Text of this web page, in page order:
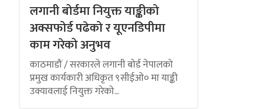
लगानी बोर्डमा नियुक्त याङ्कीको
अक्सफोर्ड पढेको र यूएनडिपीमा
काम गरेको अनुभव
काठमाडौं / सरकारले लगानी बोर्ड नेपालको
प्रमुख कार्यकारी अधिकृत ९सीईओ० मा याङ्की
उक्यावलाई नियुक्त गरेको...